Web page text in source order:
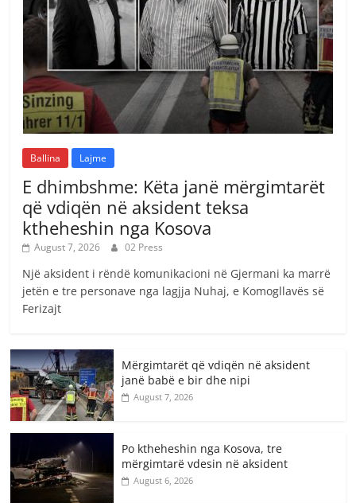
Ballina Lajme
E dhimbshme: Këta janë mërgimtarët
që vdiqën në aksident teksa
ktheheshin nga Kosova
August 7, 2026 02 Press
Një aksident i rëndë komunikacioni në Gjermani ka marrë
jetën e tre personave nga lagjja Nuhaj, e Komogllavës së
Ferizajt
Mërgimtarët që vdiqën në aksident
janë babë e bir dhe nipi
August 7, 2026
Po ktheheshin nga Kosova, tre
mërgimtarë vdesin në aksident
August 6, 2026